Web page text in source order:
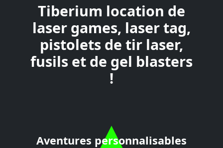
Tiberium location de
laser games, laser tag,
pistolets de tir laser,
fusils et de gel blasters
!
Aventures personnalisables